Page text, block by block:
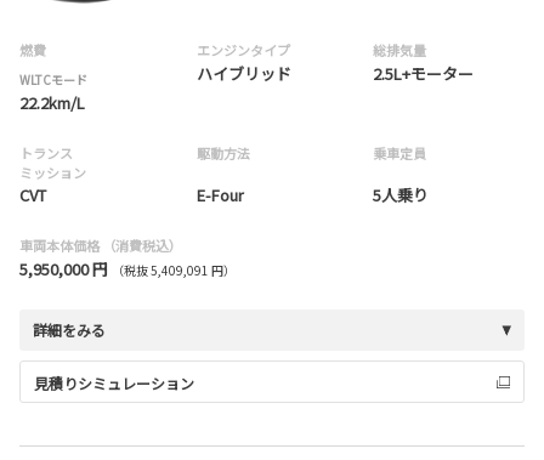
燃費
WLTCモード
22.2km/L
エンジンタイプ
ハイブリッド
総排気量
2.5L+モーター
トランス
ミッション
CVT
駆動方法
E-Four
乗車定員
5人乗り
車両本体価格 （消費税込）
5,950,000 円 （税抜 5,409,091 円）
詳細をみる
見積りシミュレーション